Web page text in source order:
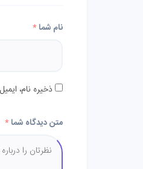
نام شما*
ذخیره نام،
متن دیدگاه شما*